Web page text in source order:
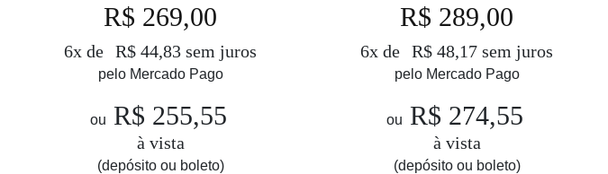
R$ 269,00
6x de R$ 44,83 sem juros
pelo Mercado Pago
ou R$ 255,55
à vista
(depósito ou boleto)
R$ 289,00
6x de R$ 48,17 sem juros
pelo Mercado Pago
ou R$ 274,55
à vista
(depósito ou boleto)